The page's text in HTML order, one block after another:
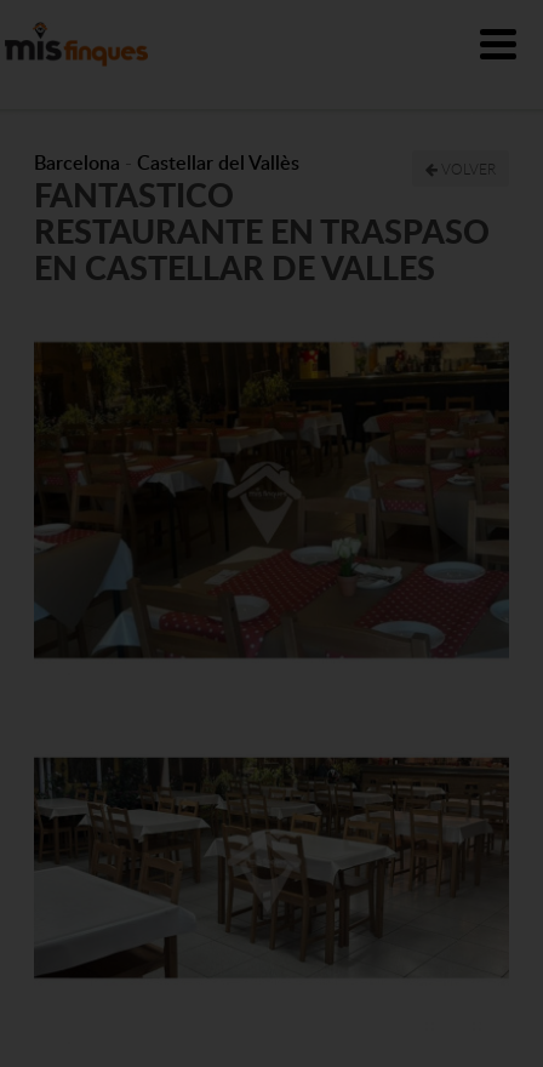
VOLVER
Barcelona Castellar del Vallès
FANTASTICO
RESTAURANTE EN TRASPASO
EN CASTELLAR DE VALLES